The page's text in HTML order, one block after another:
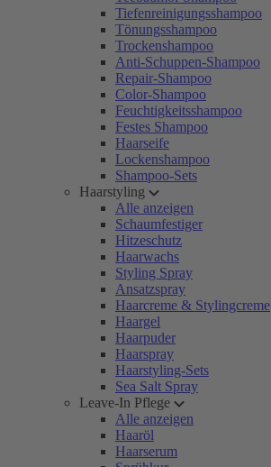
Tiefenreinigungsshampoo
Tönungsshampoo
Trockenshampoo
Anti-Schuppen-Shampoo
Repair-Shampoo
Color-Shampoo
Feuchtigkeitsshampoo
Festes Shampoo
Haarseife
Lockenshampoo
Shampoo-Sets
Haarstyling
Alle anzeigen
Schaumfestiger
Hitzeschutz
Haarwachs
Styling Spray
Ansatzspray
Haarcreme & Stylingcreme
Haargel
Haarpuder
Haarspray
Haarstyling-Sets
Sea Salt Spray
Leave-In Pflege
Alle anzeigen
Haaröl
Haarserum